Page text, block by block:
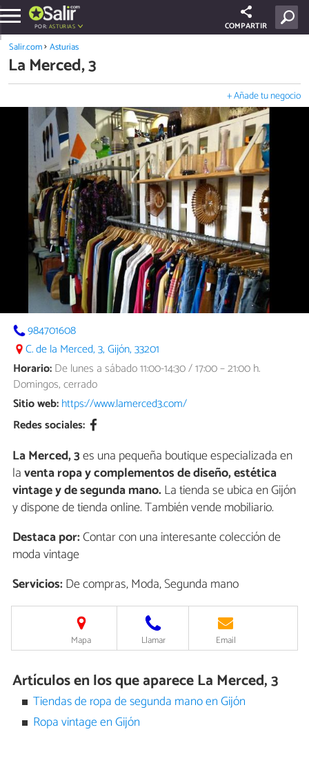
POR: ASTURIAS COMPARTIR
Salir.com Asturias
La Merced, 3
+ Añade tu negocio
984701608
C. de la Merced, 3, Gijón, 33201
Horario:De lunes a sábado 11:00-14:30 / 17:00 – 21:00 h.
Domingos, cerrado
Sitio web:https://www.lamerced3.com/
Redes sociales:
La Merced, 3es una pequeña boutique especializada en
laventa ropa y complementos de diseño, estética
vintage y de segunda mano.La tienda se ubica en Gijón
y dispone de tienda online. También vende mobiliario.
Destaca por:Contar con una interesante colección de
moda vintage
Servicios:De compras, Moda, Segunda mano
Mapa Llamar Email
Artículos en los que aparece La Merced, 3
Tiendas de ropa de segunda mano en Gijón
Ropa vintage en Gijón